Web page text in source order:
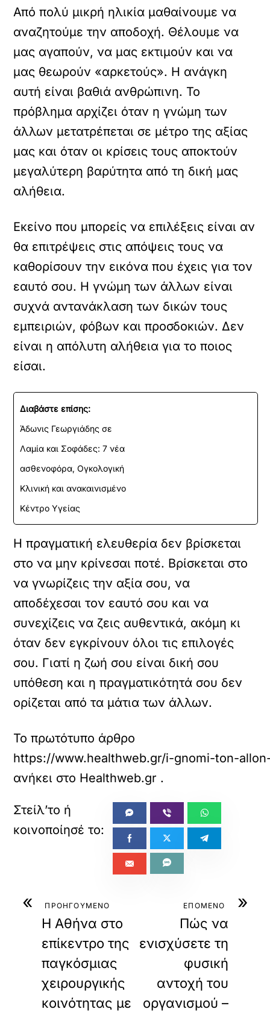
Από πολύ μικρή ηλικία μαθαίνουμε να
αναζητούμε την αποδοχή. Θέλουμε να
μας αγαπούν, να μας εκτιμούν και να
μας θεωρούν «αρκετούς». Η ανάγκη
αυτή είναι βαθιά ανθρώπινη. Το
πρόβλημα αρχίζει όταν η γνώμη των
άλλων μετατρέπεται σε μέτρο της αξίας
μας και όταν οι κρίσεις τους αποκτούν
μεγαλύτερη βαρύτητα από τη δική μας
αλήθεια.
Εκείνο που μπορείς να επιλέξεις είναι αν
θα επιτρέψεις στις απόψεις τους να
καθορίσουν την εικόνα που έχεις για τον
εαυτό σου. Η γνώμη των άλλων είναι
συχνά αντανάκλαση των δικών τους
εμπειριών, φόβων και προσδοκιών. Δεν
είναι η απόλυτη αλήθεια για το ποιος
είσαι.
Διαβάστε επίσης:
Άδωνις Γεωργιάδης σε
Λαμία και Σοφάδες: 7 νέα
ασθενοφόρα, Ογκολογική
Κλινική και ανακαινισμένο
Κέντρο Υγείας
Η πραγματική ελευθερία δεν βρίσκεται
στο να μην κρίνεσαι ποτέ. Βρίσκεται στο
να γνωρίζεις την αξία σου, να
αποδέχεσαι τον εαυτό σου και να
συνεχίζεις να ζεις αυθεντικά, ακόμη κι
όταν δεν εγκρίνουν όλοι τις επιλογές
σου. Γιατί η ζωή σου είναι δική σου
υπόθεση και η πραγματικότητά σου δεν
ορίζεται από τα μάτια των άλλων.
Το πρωτότυπο άρθρο
https://www.healthweb.gr/i-gnomi-ton-
ανήκει στο Healthweb.gr .
« ΠΡΟΗΓΟΥΜΕΝΟ
Η Αθήνα στο
επίκεντρο της
παγκόσμιας
χειρουργικής
κοινότητας με
»
ΕΠΟΜΕΝΟ
Πώς να
ενισχύσετε τη
φυσική
αντοχή του
οργανισμού –